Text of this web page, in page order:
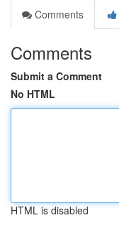
Comments
Comments
Submit a Comment
No HTML
HTML is disabled